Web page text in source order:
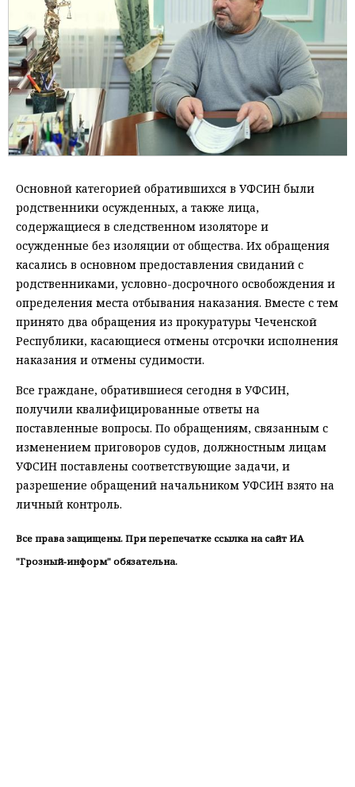
Основной категорией обратившихся в УФСИН были
родственники осужденных, а также лица,
содержащиеся в следственном изоляторе и
осужденные без изоляции от общества. Их обращения
касались в основном предоставления свиданий с
родственниками, условно-досрочного освобождения и
определения места отбывания наказания. Вместе с тем
принято два обращения из прокуратуры Чеченской
Республики, касающиеся отмены отсрочки исполнения
наказания и отмены судимости.
Все граждане, обратившиеся сегодня в УФСИН,
получили квалифицированные ответы на
поставленные вопросы. По обращениям, связанным с
изменением приговоров судов, должностным лицам
УФСИН поставлены соответствующие задачи, и
разрешение обращений начальником УФСИН взято на
личный контроль.
Все права защищены. При перепечатке ссылка на сайт ИА
"Грозный-информ" обязательна.